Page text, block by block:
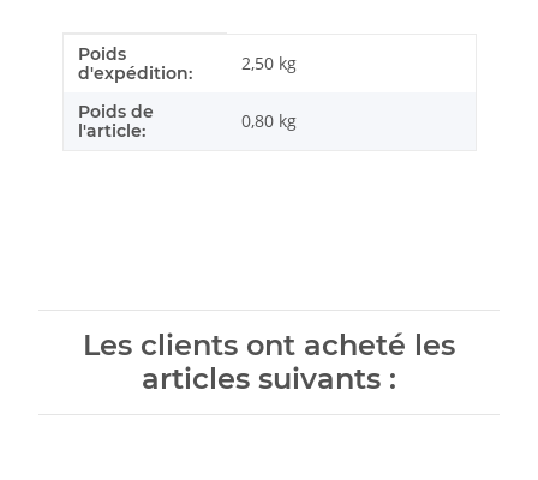
Caractéristique du produit
Valeur
Poids
d'expédition:
2,50 kg
Poids de
l'article:
0,80 kg
Les clients ont acheté les
articles suivants :